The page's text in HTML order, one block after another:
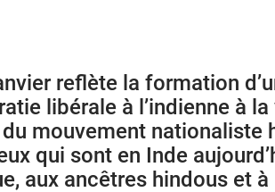
reflète la formation
libérale à l’indienne à
mouvement nationaliste
qui sont en Inde
aux ancêtres hindous et à